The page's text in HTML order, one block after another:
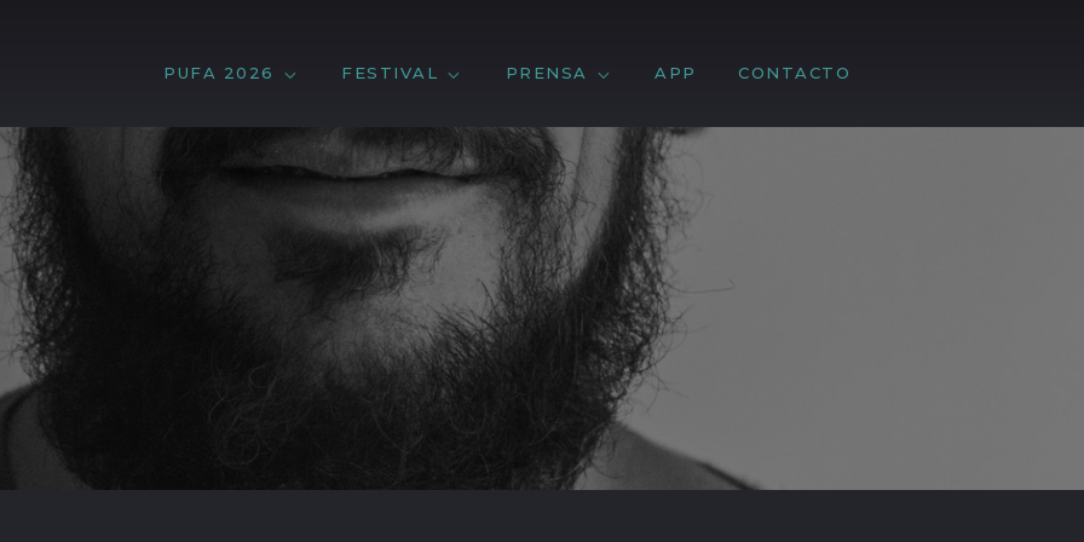
PUFA 2026 FESTIVAL PRENSA APP CONTACTO